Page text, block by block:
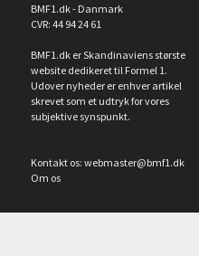
BMF1.dk - Danmark
CVR: 44 94 24 61
BMF1.dk er Skandinaviens største
website dedikeret til Formel 1.
Udover nyheder er enhver artikel
skrevet som et udtryk for vores
subjektive synspunkt.
Kontakt os: webmaster@bmf1.dk
Om os